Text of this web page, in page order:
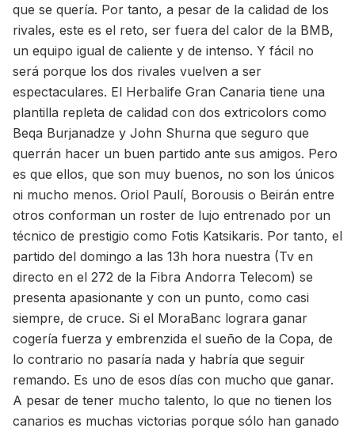
que se quería. Por tanto, a pesar de la calidad de los
rivales, este es el reto, ser fuera del calor de la BMB,
un equipo igual de caliente y de intenso. Y fácil no
será porque los dos rivales vuelven a ser
espectaculares. El Herbalife Gran Canaria tiene una
plantilla repleta de calidad con dos extricolors como
Beqa Burjanadze y John Shurna que seguro que
querrán hacer un buen partido ante sus amigos. Pero
es que ellos, que son muy buenos, no son los únicos
ni mucho menos. Oriol Paulí, Borousis o Beirán entre
otros conforman un roster de lujo entrenado por un
técnico de prestigio como Fotis Katsikaris. Por tanto, el
partido del domingo a las 13h hora nuestra (Tv en
directo en el 272 de la Fibra Andorra Telecom) se
presenta apasionante y con un punto, como casi
siempre, de cruce. Si el MoraBanc lograra ganar
cogería fuerza y ​​embrenzida el sueño de la Copa, de
lo contrario no pasaría nada y habría que seguir
remando. Es uno de esos días con mucho que ganar.
A pesar de tener mucho talento, lo que no tienen los
canarios es muchas victorias porque sólo han ganado